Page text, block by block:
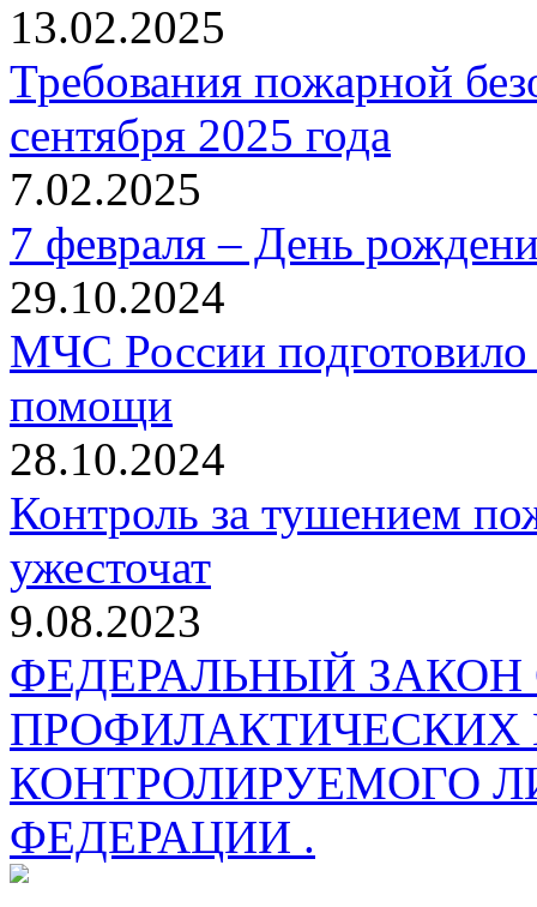
13.02.2025
Требования пожарной
сентября 2025 года
7.02.2025
7 февраля – День
29.10.2024
МЧС России
помощи
28.10.2024
Контроль за тушением
ужесточат
9.08.2023
ФЕДЕРАЛЬНЫЙ
КОНТРОЛИРУЕМОГО
ФЕДЕРАЦИИ .